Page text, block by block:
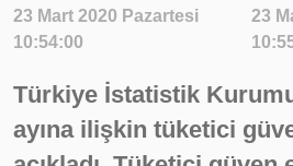
23 Mart 2020 Pazartesi
10:54:00
23
Türkiye İstatistik
ayına ilişkin tüketici